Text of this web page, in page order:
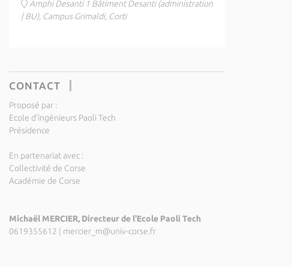
Amphi Desanti 1 Bâtiment Desanti (administration
| BU), Campus Grimaldi, Corti
CONTACT
Proposé par :
Ecole d'ingénieurs Paoli Tech
Présidence
En partenariat avec :
Collectivité de Corse
Académie de Corse
Michaël MERCIER, Directeur de l'Ecole Paoli Tech
0619355612
mercier_m@univ-corse.fr